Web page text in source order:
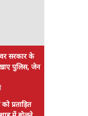
Mohan Bhagwat
Community"—Is
सरकार के
पुलिस, जेन
प्रताड़ित